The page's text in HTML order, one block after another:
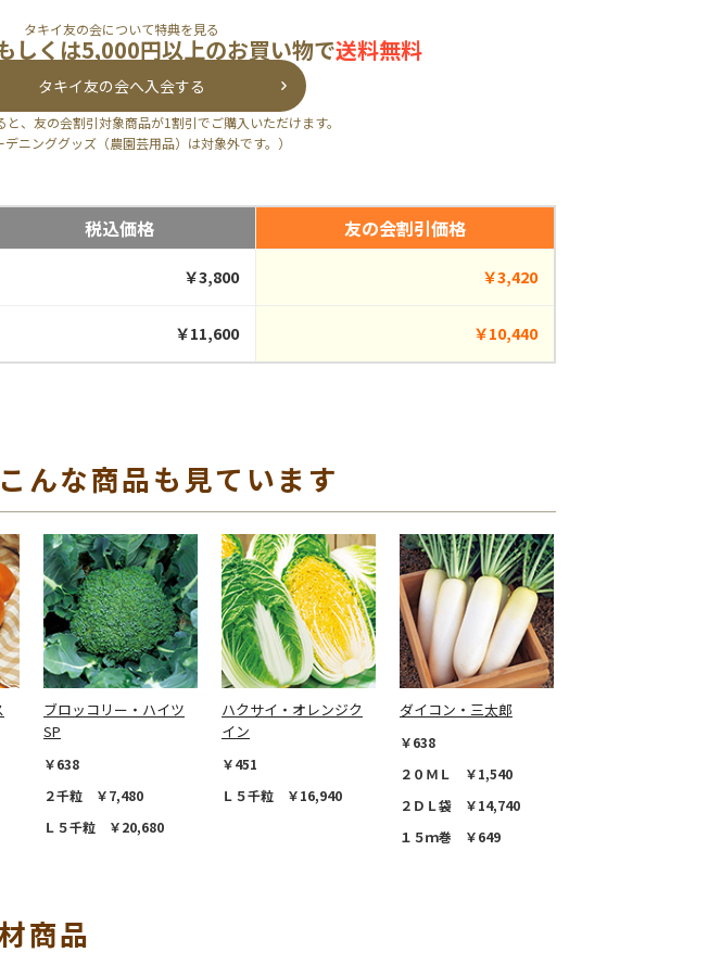
タキイ友の会について特典を見る
しくは5,000円以上のお買い物で送料無料
タキイ友の会へ入会する
と、友の会割引対象商品が1割引でご購入いただけます。
デニンググッズ（農園芸用品）は対象外です。）
税込価格 友の会割引価格
￥3,800 ￥3,420
￥11,600 ￥10,440
んな商品も見ています
ブロッコリー・ハイツ
SP
￥638
２千粒 ￥7,480
Ｌ５千粒 ￥20,680
ハクサイ・オレンジク
イン
￥451
Ｌ５千粒 ￥16,940
ダイコン・三太郎
￥638
２０ＭＬ ￥1,540
２ＤＬ袋 ￥14,740
１５ｍ巻 ￥649
商品